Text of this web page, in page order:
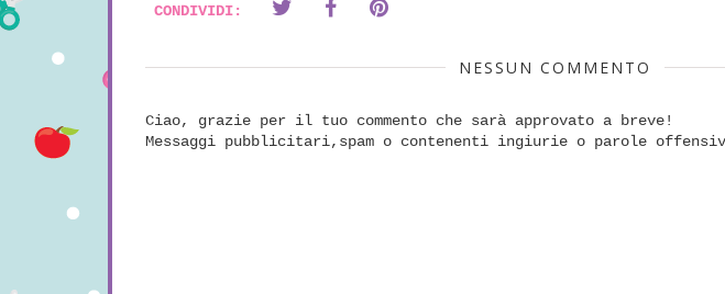
CONDIVIDI:
NESSUN COMMENTO
Ciao, grazie per il tuo commento che sarà approvato a breve!
Messaggi pubblicitari,spam o contenenti ingiurie o parole